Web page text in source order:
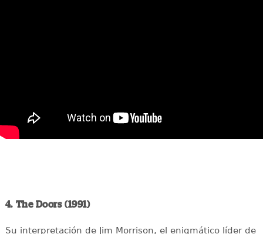
4. The Doors (1991)
Su interpretación de Jim Morrison, el enigmático líder de